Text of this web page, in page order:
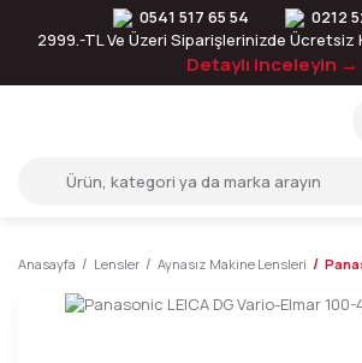
0541 517 65 54
0212
2999.-TL Ve Üzeri Siparişlerinizde
Detaylı inceleyin →
Anasayfa Lensler Aynasız Makine Lensleri